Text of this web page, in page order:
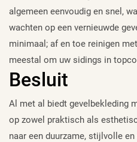
algemeen eenvoudig en snel,
wachten op een vernieuwde
minimaal; af en toe reinigen
meestal om uw sidings in
Besluit
Al met al biedt gevelbekleding
op zowel praktisch als
naar een duurzame, stijlvolle